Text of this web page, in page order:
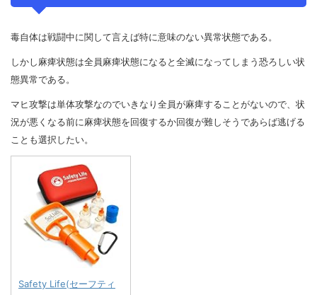
毒自体は戦闘中に関して言えば特に意味のない異常状態である。
しかし麻痺状態は全員麻痺状態になると全滅になってしまう恐ろしい状
態異常である。
マヒ攻撃は単体攻撃なのでいきなり全員が麻痺することがないので、状
況が悪くなる前に麻痺状態を回復するか回復が難しそうであらば逃げる
ことも選択したい。
Safety Life(セーフティ